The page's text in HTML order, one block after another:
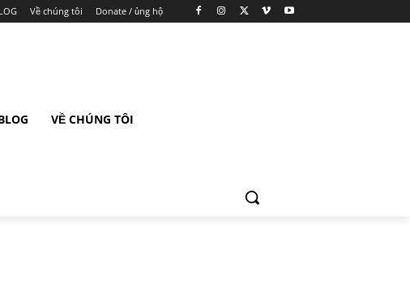
Về chúng tôi Donate / ủng hộ
VỀ CHÚNG TÔI